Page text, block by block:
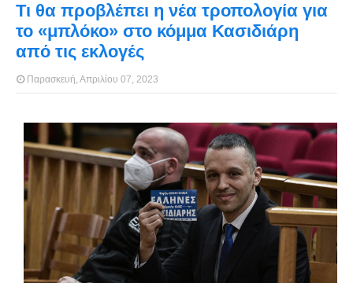
Τι θα προβλέπει η νέα τροπολογία για
το «μπλόκο» στο κόμμα Κασιδιάρη
από τις εκλογές
Παρασκευή, Απριλίου 07, 2023